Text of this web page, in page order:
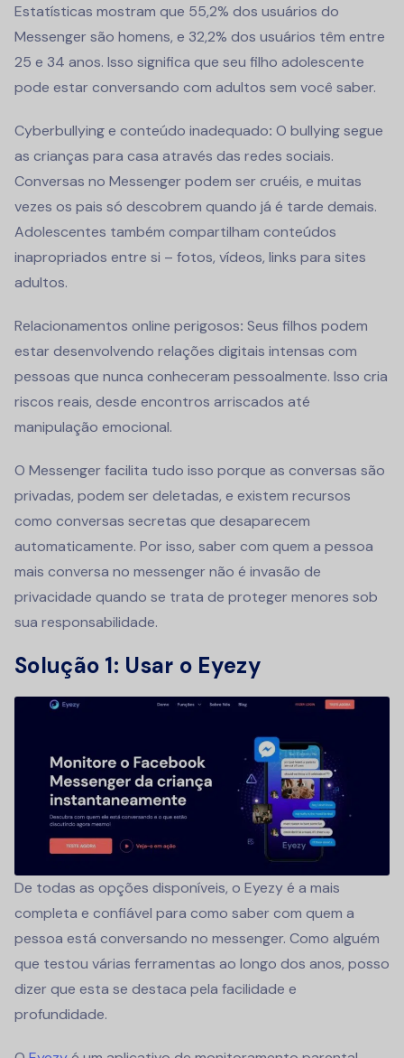
Estatísticas mostram que 55,2% dos usuários do
Messenger são homens, e 32,2% dos usuários têm entre
25 e 34 anos. Isso significa que seu filho adolescente
pode estar conversando com adultos sem você saber.
Cyberbullying e conteúdo inadequado: O bullying segue
as crianças para casa através das redes sociais.
Conversas no Messenger podem ser cruéis, e muitas
vezes os pais só descobrem quando já é tarde demais.
Adolescentes também compartilham conteúdos
inapropriados entre si – fotos, vídeos, links para sites
adultos.
Relacionamentos online perigosos: Seus filhos podem
estar desenvolvendo relações digitais intensas com
pessoas que nunca conheceram pessoalmente. Isso cria
riscos reais, desde encontros arriscados até
manipulação emocional.
O Messenger facilita tudo isso porque as conversas são
privadas, podem ser deletadas, e existem recursos
como conversas secretas que desaparecem
automaticamente. Por isso, saber com quem a pessoa
mais conversa no messenger não é invasão de
privacidade quando se trata de proteger menores sob
sua responsabilidade.
Solução 1: Usar o Eyezy
De todas as opções disponíveis, o Eyezy é a mais
completa e confiável para como saber com quem a
pessoa está conversando no messenger. Como alguém
que testou várias ferramentas ao longo dos anos, posso
dizer que esta se destaca pela facilidade e
profundidade.